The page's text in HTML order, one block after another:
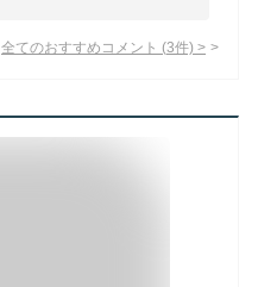
全てのおすすめコメント (3件) >